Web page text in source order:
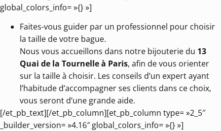
global_colors_info= »{} »]
Faites-vous guider par un professionnel pour choisir
la taille de votre bague.
Nous vous accueillons dans notre bijouterie du 13
Quai de la Tournelle à Paris, afin de vous orienter
sur la taille à choisir. Les conseils d’un expert ayant
l’habitude d’accompagner ses clients dans ce choix,
vous seront d’une grande aide.
[/et_pb_text][/et_pb_column][et_pb_column type= »2_5″
_builder_version= »4.16″ global_colors_info= »{} »]